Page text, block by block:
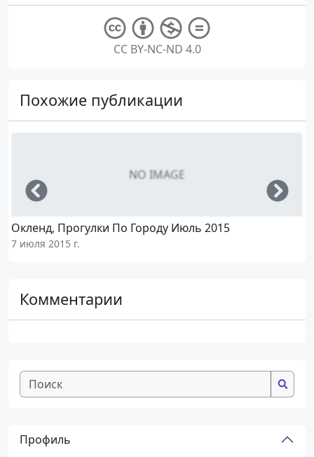
CC BY-NC-ND 4.0
Похожие публикации
NO IMAGE
Окленд, Прогулки По Городу Июль 2015
7 июля 2015 г.
Left
Комментарии
Профиль